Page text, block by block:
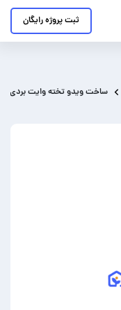
ثبت پروژه رایگان
ساخت ویدو تخته وایت بردی